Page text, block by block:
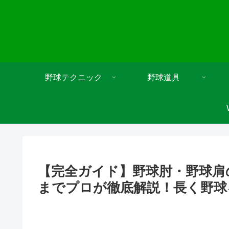
野球テクニック 野球道具
【完全ガイド】野球肘・野球
までプロが徹底解説！長く野